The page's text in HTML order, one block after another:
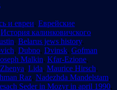
и евреи, Еврейские
История калинковичского
, Belarus jews history,
, Dubno, Dvinsk, Gofman
Malkin, Kfar-Ezione,
, Lida, Maurice Hirsch,
Raz, Nadezhda Mandelstam,
Seder in Mozyr in april 1990,